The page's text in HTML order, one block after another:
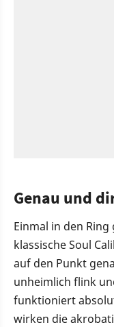
Genau und
Einmal in den
klassische Soul
auf den Punkt
unheimlich flink
funktioniert
wirken die